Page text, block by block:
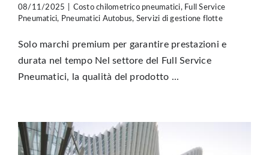
08/11/2025 Costo chilometrico pneumatici, Full Service
Pneumatici, Pneumatici Autobus, Servizi di gestione flotte
Solo marchi premium per garantire prestazioni e
durata nel tempo Nel settore del Full Service
Pneumatici, la qualità del prodotto ...